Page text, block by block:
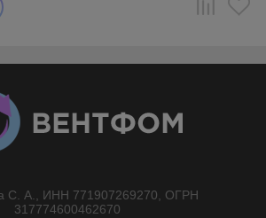
С. А., ИНН 771907269270, ОГРН
317774600462670